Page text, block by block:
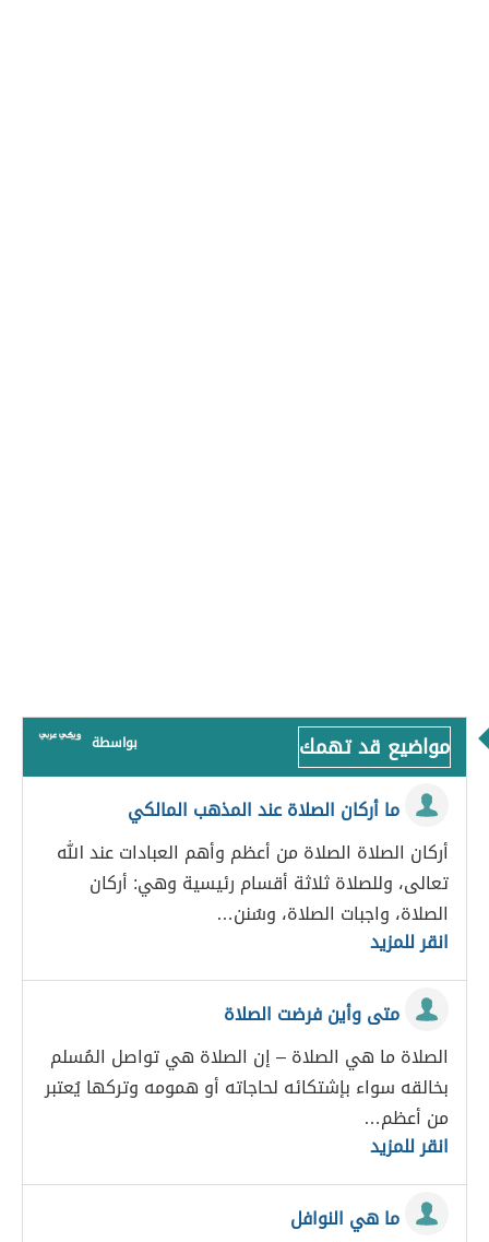
مواضيع قد تهمك بواسطة
ما أركان الصلاة عند المذهب المالكي
أركان الصلاة الصلاة من أعظم وأهم العبادات عند الله
تعالى، وللصلاة ثلاثة أقسام رئيسية وهي: أركان
الصلاة، واجبات الصلاة، وسُنن…
انقر للمزيد
متى وأين فرضت الصلاة
الصلاة ما هي الصلاة – إن الصلاة هي تواصل المُسلم
بخالقه سواء بإشتكائه لحاجاته أو همومه وتركها يُعتبر
من أعظم…
انقر للمزيد
ما هي النوافل